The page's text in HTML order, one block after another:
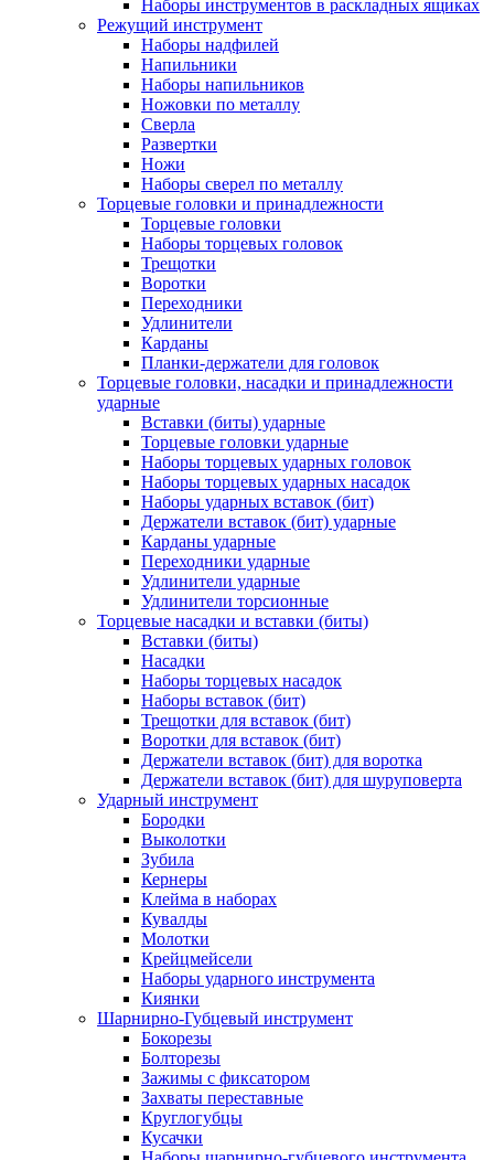
Наборы инструментов в раскладных ящиках
Режущий инструмент
Наборы надфилей
Напильники
Наборы напильников
Ножовки по металлу
Сверла
Развертки
Ножи
Наборы сверел по металлу
Торцевые головки и принадлежности
Торцевые головки
Наборы торцевых головок
Трещотки
Воротки
Переходники
Удлинители
Карданы
Планки-держатели для головок
Торцевые головки, насадки и принадлежности
ударные
Вставки (биты) ударные
Торцевые головки ударные
Наборы торцевых ударных головок
Наборы торцевых ударных насадок
Наборы ударных вставок (бит)
Держатели вставок (бит) ударные
Карданы ударные
Переходники ударные
Удлинители ударные
Удлинители торсионные
Торцевые насадки и вставки (биты)
Вставки (биты)
Насадки
Наборы торцевых насадок
Наборы вставок (бит)
Трещотки для вставок (бит)
Воротки для вставок (бит)
Держатели вставок (бит) для воротка
Держатели вставок (бит) для шуруповерта
Ударный инструмент
Бородки
Выколотки
Зубила
Кернеры
Клейма в наборах
Кувалды
Молотки
Крейцмейсели
Наборы ударного инструмента
Киянки
Шарнирно-Губцевый инструмент
Бокорезы
Болторезы
Зажимы с фиксатором
Захваты переставные
Круглогубцы
Кусачки